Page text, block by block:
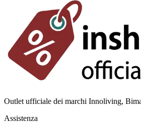
Outlet ufficiale dei marchi Innoliving,
Assistenza